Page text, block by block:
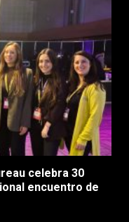
celebra 30
encuentro de